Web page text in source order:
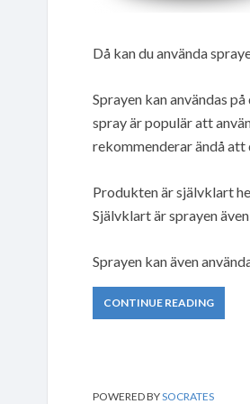
Då kan du använda
Sprayen kan användas
spray är populär att
rekommenderar ändå
Produkten är självklart
Självklart är sprayen
Sprayen kan även
CONTINUE READING
POWERED BYSOCRATES